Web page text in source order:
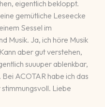
eigentlich bekloppt.
gemütliche Leseecke
Sessel im
Musik. Ja, ich höre Musik
aber gut verstehen,
suuuper ablenkbar,
ACOTAR habe ich das
Liebe